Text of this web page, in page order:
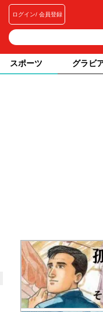
ログイン 会員登録
スポーツ グラビ